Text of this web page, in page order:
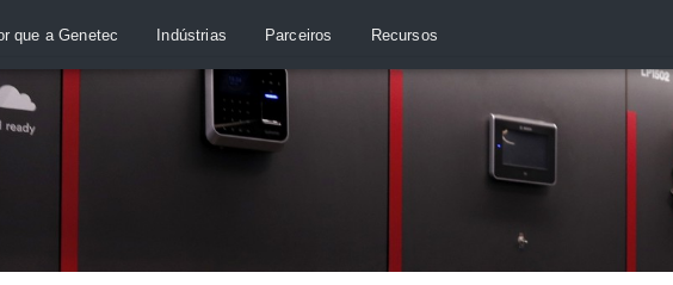
que a Genetec Indústrias Parceiros Recursos